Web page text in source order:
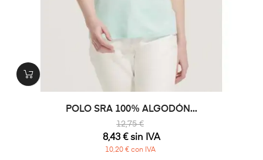
POLO SRA 100% ALGODÓN...
12,75 €
8,43 € sin IVA
10,20 € con IVA